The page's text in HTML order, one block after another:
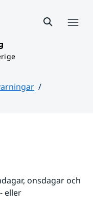
onsdagar och
eller